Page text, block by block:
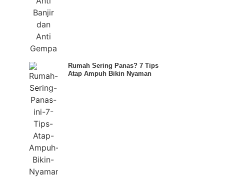
Rumah Sering Panas? 7 Tips
Atap Ampuh Bikin Nyaman